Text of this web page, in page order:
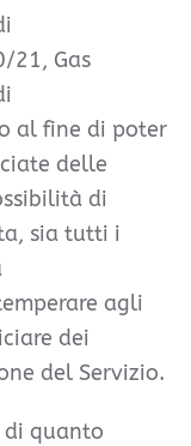
21, Gas
al fine di poter
delle
di
sia tutti i
agli
dei
del Servizio.
di quanto